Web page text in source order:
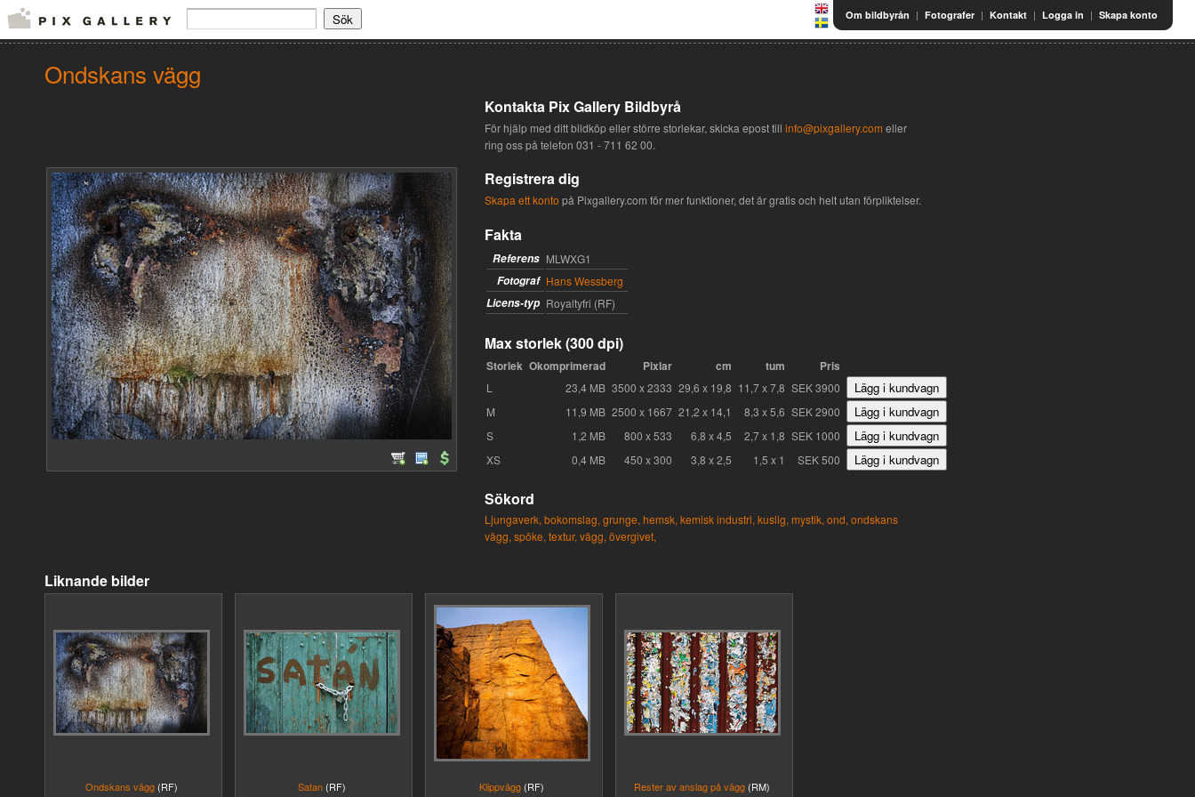
Om bildbyrån | Fotografer | Kontakt | Logga in | Skapa konto
Ondskans vägg
Kontakta Pix Gallery Bildbyrå
För hjälp med ditt bildköp eller större storlekar, skicka epost till info@pixgallery.com eller
ring oss på telefon 031 - 711 62 00.
Registrera dig
Skapa ett konto på Pixgallery.com för mer funktioner, det är gratis och helt utan förpliktelser.
Fakta
Referens MLWXG1
Fotograf Hans Wessberg
Licens-typ Royaltyfri (RF)
Max storlek (300 dpi)
Storlek Okomprimerad Pixlar cm tum Pris
L 23,4 MB 3500 x 2333 29,6 x 19,8 11,7 x 7,8 SEK 3900
M
11,9 MB 2500 x 1667 21,2 x 14,1 8,3 x 5,6 SEK 2900
S
1,2 MB 800 x 533 6,8 x 4,5 2,7 x 1,8 SEK 1000
XS
0,4 MB 450 x 300 3,8 x 2,5 1,5 x 1 SEK 500
Sökord
Ljungaverk, bokomslag, grunge, hemsk, kemisk industri, kuslig, mystik, ond, ondskans
vägg, spöke, textur, vägg, övergivet,
Liknande bilder
Ondskans vägg (RF) Satan (RF) Klippvägg (RF) Rester av anslag på vägg (RM)